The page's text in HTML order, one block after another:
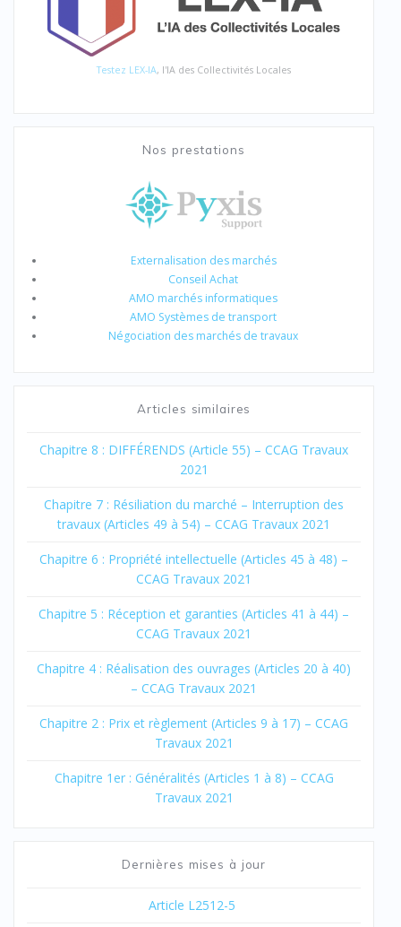
Testez LEX-IA, l'IA des Collectivités Locales
Nos prestations
Externalisation des marchés
Conseil Achat
AMO marchés informatiques
AMO Systèmes de transport
Négociation des marchés de travaux
Articles similaires
Chapitre 8 : DIFFÉRENDS (Article 55) – CCAG Travaux
2021
Chapitre 7 : Résiliation du marché – Interruption des
travaux (Articles 49 à 54) – CCAG Travaux 2021
Chapitre 6 : Propriété intellectuelle (Articles 45 à 48) –
CCAG Travaux 2021
Chapitre 5 : Réception et garanties (Articles 41 à 44) –
CCAG Travaux 2021
Chapitre 4 : Réalisation des ouvrages (Articles 20 à 40)
– CCAG Travaux 2021
Chapitre 2 : Prix et règlement (Articles 9 à 17) – CCAG
Travaux 2021
Chapitre 1er : Généralités (Articles 1 à 8) – CCAG
Travaux 2021
Dernières mises à jour
Article L2512-5